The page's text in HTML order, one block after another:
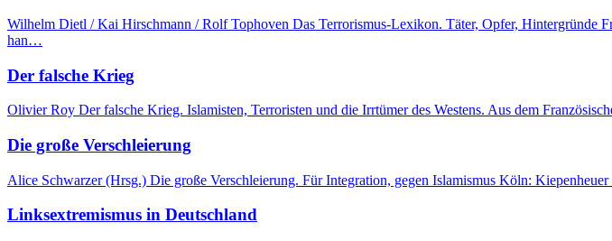
Wilhelm Dietl / Kai Hirschmann / Rolf Tophoven Das Terrorismus-Lexikon. Täter, Opfer, Hintergründe
han…
Der falsche Krieg
Olivier Roy Der falsche Krieg. Islamisten, Terroristen und die Irrtümer des Westens. Aus dem
Die große Verschleierung
Alice Schwarzer (Hrsg.) Die große Verschleierung. Für Integration, gegen Islamismus Köln:
Linksextremismus in Deutschland